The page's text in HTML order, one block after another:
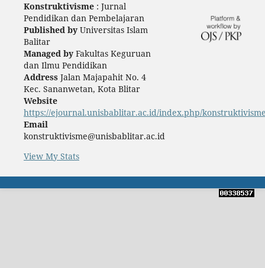
Konstruktivisme: Jurnal
Pendidikan dan Pembelajaran
Published byUniversitas Islam
Balitar
Managed byFakultas Keguruan
dan Ilmu Pendidikan
AddressJalan Majapahit No. 4
Kec. Sananwetan, Kota Blitar
Website
https://ejournal.unisbablitar.ac.id/index.php/
Email
konstruktivisme@unisbablitar.ac.id
View My Stats